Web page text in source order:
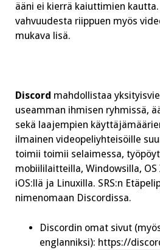
ääni ei kierrä kaiuttimien
vahvuudesta riippuen myös
mukava lisä.
Discord mahdollistaa
useamman ihmisen ryhmissä,
sekä laajempien
ilmainen videopeliyhteisöille
toimii toimii selaimessa,
mobiililaitteilla, Windowsilla, OS
iOS:llä ja Linuxilla. SRS:n
nimenomaan Discordissa.
Discordin omat sivut
englanniksi): https://